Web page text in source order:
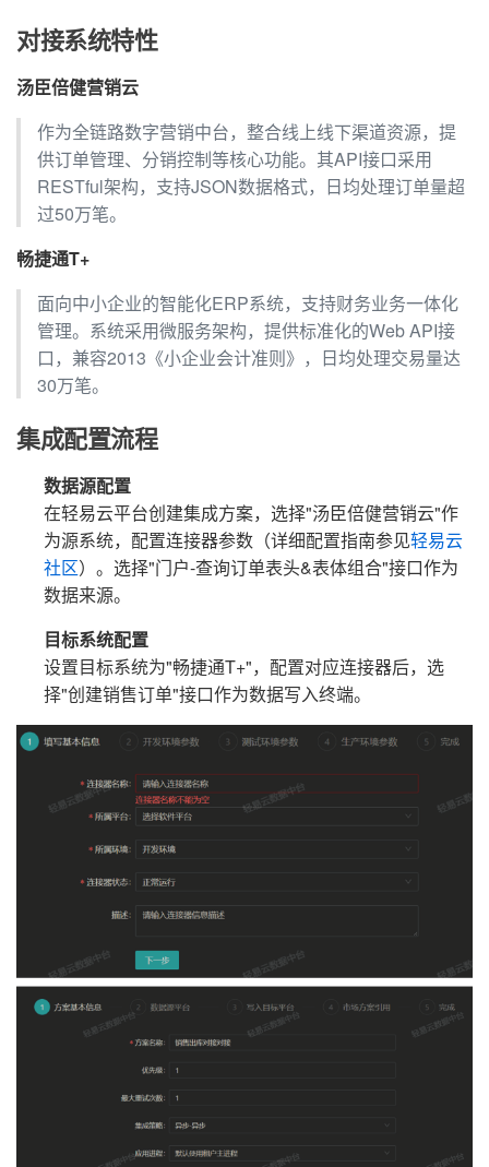
对接系统特性
汤臣倍健营销云
作为全链路数字营销中台，整合线上线下渠道资源，提
供订单管理、分销控制等核心功能。其API接口采用
RESTful架构，支持JSON数据格式，日均处理订单量超
过50万笔。
畅捷通T+
面向中小企业的智能化ERP系统，支持财务业务一体化
管理。系统采用微服务架构，提供标准化的Web API接
口，兼容2013《小企业会计准则》，日均处理交易量达
30万笔。
集成配置流程
数据源配置
在轻易云平台创建集成方案，选择"汤臣倍健营销云"作
为源系统，配置连接器参数（详细配置指南参见轻易云
社区）。选择"门户-查询订单表头&表体组合"接口作为
数据来源。
目标系统配置
设置目标系统为"畅捷通T+"，配置对应连接器后，选
择"创建销售订单"接口作为数据写入终端。